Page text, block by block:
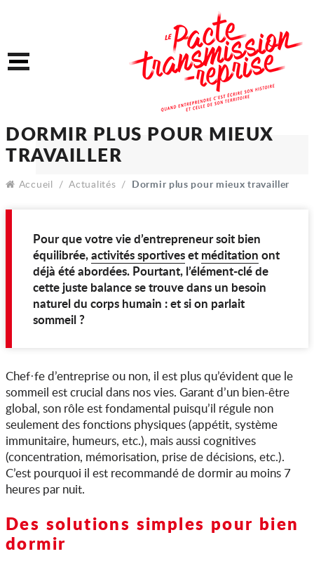
Menu
DORMIR PLUS POUR
TRAVAILLER
Accueil Actualités Dormir plus pour mieux travailler
Pour que votre vie d’entrepreneur soit bien
équilibrée,activités sportiveset méditation ont
déjà été abordées. Pourtant, l’élément-clé de
cette juste balance se trouve dans un besoin
naturel du corps humain : et si on parlait
sommeil ?
Chef·fe d’entreprise ou non, il est plus qu’évident que le
sommeil est crucial dans nos vies. Garant d’un bien-être
global, son rôle est fondamental puisqu’il régule non
seulement des fonctions physiques (appétit, système
immunitaire, humeurs, etc.), mais aussi cognitives
(concentration, mémorisation, prise de décisions, etc.).
C’est pourquoi il est recommandé de dormir au moins 7
heures par nuit.
Des solutions simples pour bien
dormir